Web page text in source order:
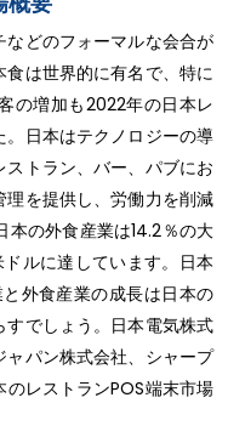
どのフォーマルな会合が
は世界的に有名で、特に
の増加も2022年の日本レ
日本はテクノロジーの導
トラン、バー、パブにお
理を提供し、労働力を削減
の外食産業は14.2％の大
ルに達しています。日本
外食産業の成長は日本の
すでしょう。日本電気株式
ャパン株式会社、シャープ
レストランPOS端末市場